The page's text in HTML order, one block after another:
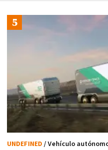
UNDEFINED / Vehículo